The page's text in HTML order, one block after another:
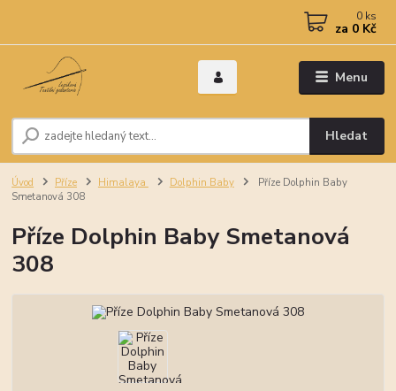
Menu
Hledat
0 ks
za 0 Kč
Úvod Příze Himalaya Dolphin Baby
Příze Dolphin Baby
Smetanová 308
Příze Dolphin Baby Smetanová
308